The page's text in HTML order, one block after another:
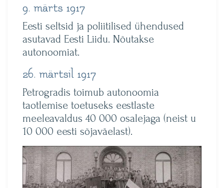
9. märts 1917
Eesti seltsid ja poliitilised ühendused
asutavad Eesti Liidu. Nõutakse
autonoomiat.
26. märtsil 1917
Petrogradis toimub autonoomia
taotlemise toetuseks eestlaste
meeleavaldus 40 000 osalejaga (neist u
10 000 eesti sõjaväelast).